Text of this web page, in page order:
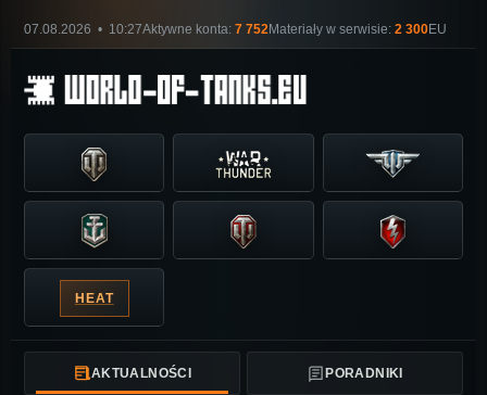
07.08.2026 • 10:27Aktywne konta: 7 752Materiały w serwisie: 2 300EU
HEAT
AKTUALNOŚCI PORADNIKI